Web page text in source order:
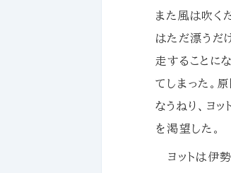
また風は吹く
はただ漂うだ
走することに
てしまった。
なうねり、ヨ
を渇望した。
ヨットは伊